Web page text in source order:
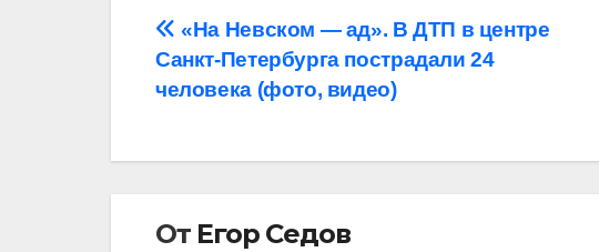
Навигация
по
«На Невском — ад». В ДТП в центре
Санкт-Петербурга пострадали 24
человека (фото, видео)
От Егор Седов